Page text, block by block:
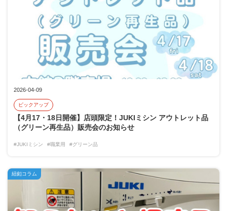
2026-04-09
ピックアップ
【4月17・18日開催】店頭限定！JUKIミシン アウトレット品
（グリーン再生品）販売会のお知らせ
#JUKIミシン #職業用 #グリーン品
紐釦コラム